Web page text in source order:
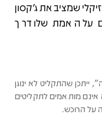
שמציב את ג'קסון
על האמת שלו דרך
ייתכן שהתקליט לא ינוגן
אינם מותאמים לתקליטים
על הרוכש.